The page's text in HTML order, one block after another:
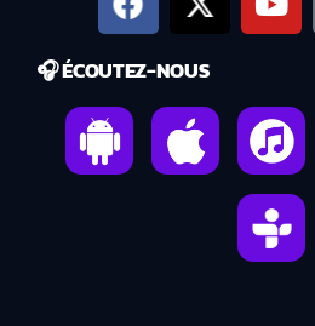
🎧 ÉCOUTEZ-NOUS